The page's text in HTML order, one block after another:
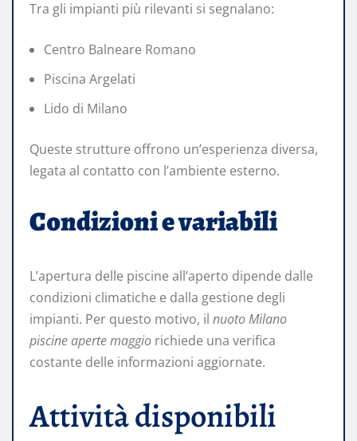
Tra gli impianti più rilevanti si segnalano:
Centro Balneare Romano
Piscina Argelati
Lido di Milano
Queste strutture offrono un’esperienza diversa,
legata al contatto con l’ambiente esterno.
Condizioni e variabili
L’apertura delle piscine all’aperto dipende dalle
condizioni climatiche e dalla gestione degli
impianti. Per questo motivo, il nuoto Milano
piscine aperte maggio richiede una verifica
costante delle informazioni aggiornate.
Attività disponibili